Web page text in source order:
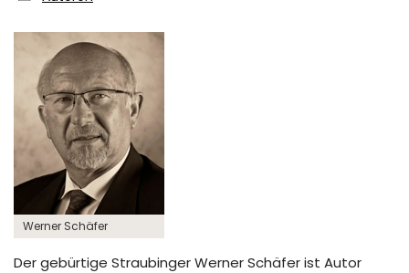
Werner Schäfer
Der gebürtige Straubinger Werner Schäfer ist Autor